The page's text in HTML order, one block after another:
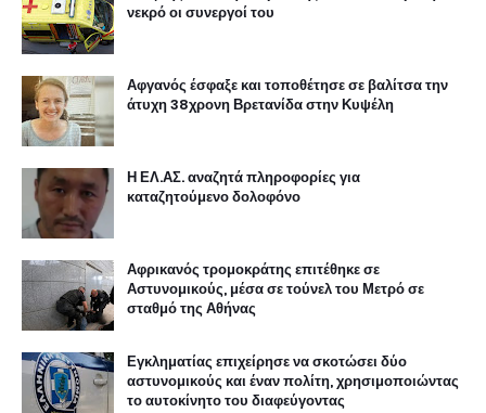
νεκρό οι συνεργοί του
Αφγανός έσφαξε και τοποθέτησε σε βαλίτσα την
άτυχη 38χρονη Βρετανίδα στην Κυψέλη
Η ΕΛ.ΑΣ. αναζητά πληροφορίες για
καταζητούμενο δολοφόνο
Αφρικανός τρομοκράτης επιτέθηκε σε
Αστυνομικούς, μέσα σε τούνελ του Μετρό σε
σταθμό της Αθήνας
Εγκληματίας επιχείρησε να σκοτώσει δύο
αστυνομικούς και έναν πολίτη, χρησιμοποιώντας
το αυτοκίνητο του διαφεύγοντας